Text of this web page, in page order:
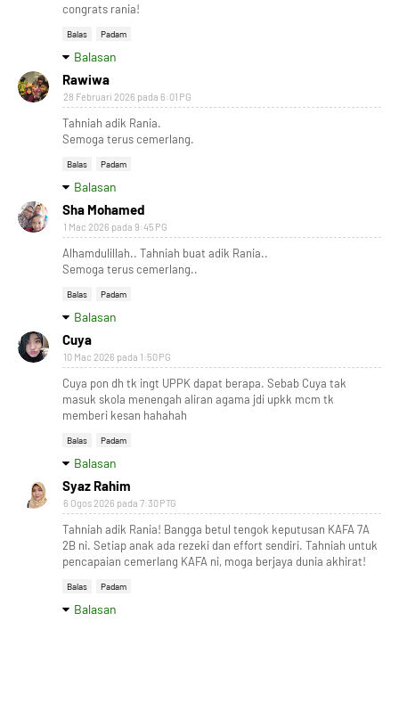
congrats rania!
Balas Padam
Balasan
Rawiwa
28 Februari 2026 pada 6:01 PG
Tahniah adik Rania.
Semoga terus cemerlang.
Balas Padam
Balasan
Sha Mohamed
1 Mac 2026 pada 9:45 PG
Alhamdulillah.. Tahniah buat adik Rania..
Semoga terus cemerlang..
Balas Padam
Balasan
Cuya
10 Mac 2026 pada 1:50 PG
Cuya pon dh tk ingt UPPK dapat berapa. Sebab Cuya tak
masuk skola menengah aliran agama jdi upkk mcm tk
memberi kesan hahahah
Balas Padam
Balasan
Syaz Rahim
6 Ogos 2026 pada 7:30 PTG
Tahniah adik Rania! Bangga betul tengok keputusan KAFA 7A
2B ni. Setiap anak ada rezeki dan effort sendiri. Tahniah untuk
pencapaian cemerlang KAFA ni, moga berjaya dunia akhirat!
Balas Padam
Balasan